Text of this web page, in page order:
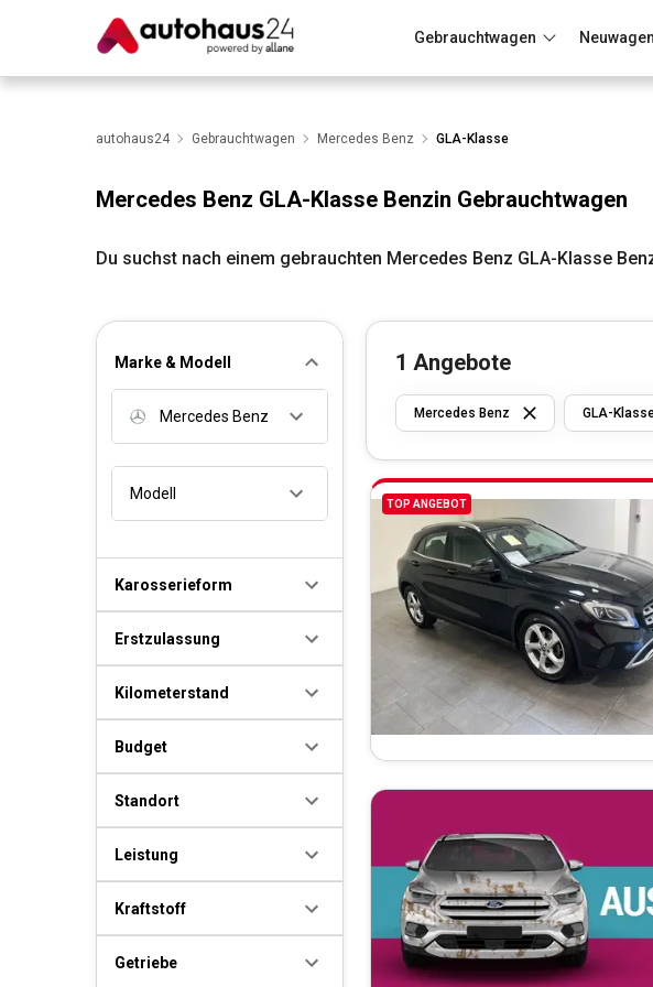
Gebrauchtwagen Neuwagen
Wir bewerten dein AutoRund um die Inzahlungnahme
autohaus24 Gebrauchtwagen Mercedes Benz GLA-Klasse
Mercedes Benz GLA-Klasse Benzin Gebrauchtwagen
Du suchst nach einem gebrauchten Mercedes Benz GLA-Klasse
Marke & Modell
Mercedes Benz
Modell
Karosserieform
Erstzulassung
Kilometerstand
Budget
Standort
Leistung
Kraftstoff
Getriebe
1 Angebote
Mercedes Benz GLA-
TOP ANGEBOT